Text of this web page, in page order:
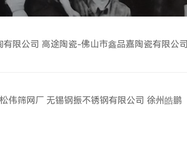
限公司 高途陶瓷-佛山市鑫品嘉陶瓷有限公司
伟筛网厂 无锡钢振不锈钢有限公司 徐州皓鹏